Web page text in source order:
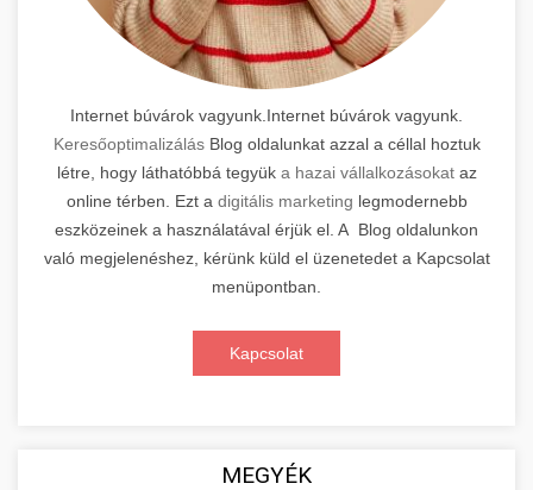
Internet búvárok vagyunk.Internet búvárok vagyunk.
KeresőoptimalizálásBlog oldalunkat azzal a céllal hoztuk
létre, hogy láthatóbbá tegyük a hazai vállalkozásokataz
online térben. Ezt a digitális marketing legmodernebb
eszközeinek a használatával érjük el. A Blog oldalunkon
való megjelenéshez, kérünk küld el üzenetedet a Kapcsolat
menüpontban.
Kapcsolat
MEGYÉK